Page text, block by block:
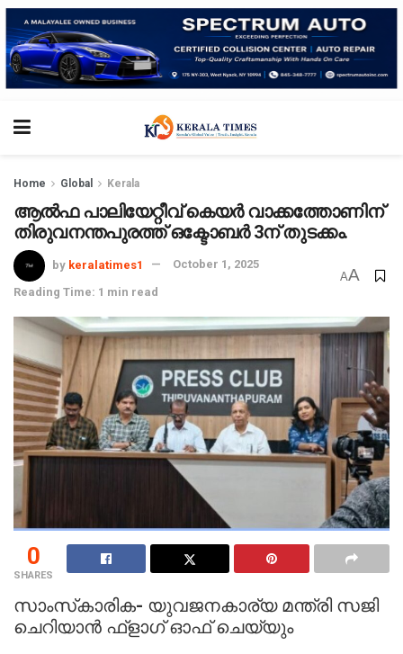
Home Global Kerala
ആല്‍ഫ പാലിയേറ്റീവ് കെയര്‍ വാക്കത്തോണിന്
തിരുവനന്തപുരത്ത് ഒക്ടോബര്‍ 3ന് തുടക്കം.
by keralatimes1 October 1, 2025
Reading Time: 1 min read
AA
0
SHARES
സാംസ്‌കാരിക- യുവജനകാര്യ മന്ത്രി സജി
ചെറിയാന്‍ ഫ്‌ളാഗ് ഓഫ് ചെയ്യും